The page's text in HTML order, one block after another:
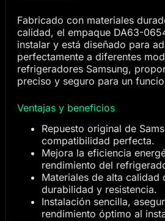
Fabricado con materiales
calidad, el empaque DA63-
instalar y está diseñado para
perfectamente a diferentes
refrigeradores Samsung,
preciso y seguro para un
Ventajas y beneficios
Repuesto original de
compatibilidad perfecta.
Mejora la eficiencia
rendimiento del
Materiales de alta calidad
durabilidad y resistencia.
Instalación sencilla,
rendimiento óptimo al